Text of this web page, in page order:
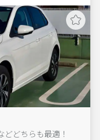
どちらも最適！